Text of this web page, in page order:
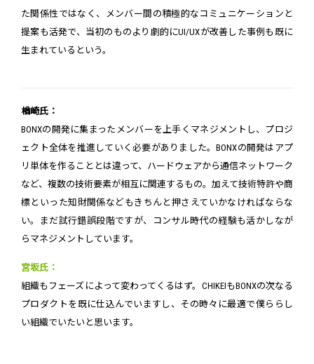
た関係性ではなく、メンバー間の積極的なコミュニケーションと
提案も活発で、当初のものより劇的にUI/UXが改善した事例も既に
生まれているという。
楢崎氏：
BONXの開発に集まったメンバーを上手くマネジメントし、プロジ
ェクト全体を推進していく必要がありました。BONXの開発はアプ
リ単体を作ることとは違って、ハードウェアから通信ネットワーク
など、複数の技術要素が相互に関連するもの。加えて技術特許や商
標といった知財関係などもきちんと押さえていかなければならな
い。まだ試行錯誤段階ですが、コンサル時代の経験も活かしなが
らマネジメントしています。
宮坂氏：
組織もフェーズによって変わってくるはず。CHIKEIもBONXの次なる
プロダクトを既に仕込んでいますし、その時々に最適で僕ららし
い組織でいたいと思います。